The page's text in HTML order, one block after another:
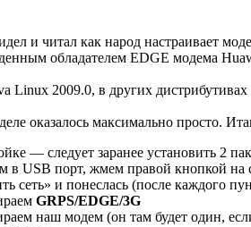
и читал как народ настраивает
обладателем EDGE модема
Linux 2009.0, в других дистрибутивах
оказалось максимально просто.
— следует заранее установить 2
в USB порт, жмем правой кнопкой на
сеть» и понеслась (после каждого
GRPS/EDGE/3G
наш модем (он там будет один,